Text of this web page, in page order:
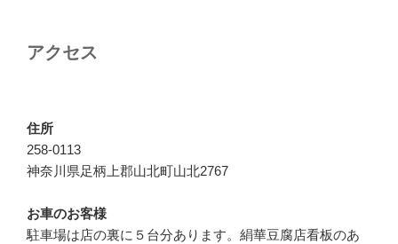
ョ
アクセス
住所
258-0113
神奈川県足柄上郡山北町山北2767
お車のお客様
駐車場は店の裏に５台分あります。絹華豆腐店看板のあ